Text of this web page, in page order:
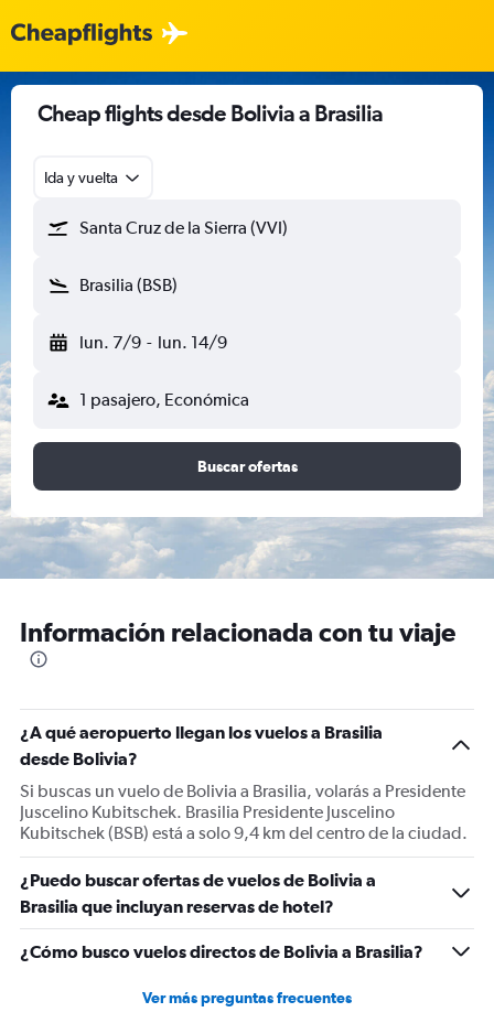
Cheap flights desde Bolivia a Brasilia
Ida y vuelta
Santa Cruz de la Sierra (VVI)
Brasilia (BSB)
lun. 7/9 - lun. 14/9
1 pasajero, Económica
Buscar ofertas
Información relacionada con tu viaje
¿A qué aeropuerto llegan los vuelos a Brasilia
desde Bolivia?
Si buscas un vuelo de Bolivia a Brasilia, volarás a Presidente
Juscelino Kubitschek. Brasilia Presidente Juscelino
Kubitschek (BSB) está a solo 9,4 km del centro de la ciudad.
¿Puedo buscar ofertas de vuelos de Bolivia a
Brasilia que incluyan reservas de hotel?
¿Cómo busco vuelos directos de Bolivia a Brasilia?
Ver más preguntas frecuentes